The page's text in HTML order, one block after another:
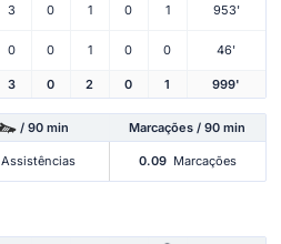
3 0 1 0 1 953'
0 0 1 0 0 46'
3 0 2 0 1 999'
/ 90 min Marcações / 90 min
Assistências 0.09 Marcações